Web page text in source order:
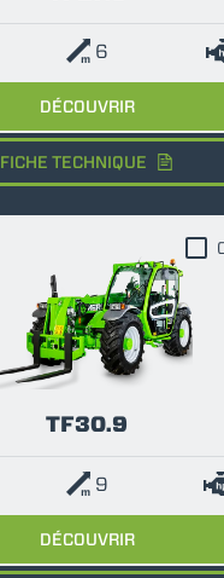
6
DÉCOUVRIR
FICHE TECHNIQUE
TF30.9
9
DÉCOUVRIR